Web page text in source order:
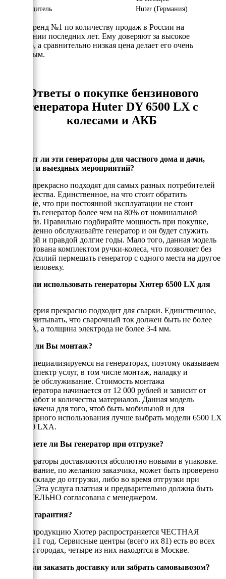
Производитель
Huter (Германия)
Huter - бренд №1 по количеству продаж в России на
протяжении последних лет. Ему доверяют за высокое
качество, а сравнительно низкая цена делает его очень
доступным.
Ответы о покупке бензинового
генератора Huter DY 6500 LX c
колесами и АКБ
Подходят ли эти генераторы для частного дома и дачи,
стройки и выездных мероприятий?
Да, они прекрасно подходят для самых разных потребителей
электричества. Единственное, на что стоит обратить
внимание, что при постоянной эксплуатации не стоит
нагружать генератор более чем на 80% от номинальной
мощности. Правильно подбирайте мощность при покупке,
своевременно обслуживайте генератор и он будет служить
Вам верой и правдой долгие годы. Мало того, данная модель
укомплетована комплектом ручки-колеса, что позволяет без
особых усилий пермещать генератор с одного места на другое
одному человеку.
Можно ли использовать генераторы Хютер 6500 LX для
сварки?
Да, эта серия прекрасно подходит для сварки. Единственное,
нужно учитывать, что сварочный ток должен быть не более
160-200А, а толщина электрода не более 3-4 мм.
Делаете ли Вы монтаж?
Да, мы специализируемся на генераторах, поэтому оказываем
полный спектр услуг, в том числе монтаж, наладку и
сервисное обслуживание. Стоимость монтажа
бензогенератора начинается от 12 000 рублей и зависит от
объёма работ и количества материалов. Данная модель
предназначена для того, чтоб быть мобильной и для
стационарного использования лучше выбрать модели 6500 LX
или 6500 LXA.
Проверяете ли Вы генератор при отгрузке?
Все генераторы доставляются абсолютно новыми в упаковке.
Оборудование, по желанию заказчика, может быть проверено
либо на складе до отгрузки, либо во время отгрузки при
клиенте. Эта услуга платная и предварительно должна быть
ОБЯЗАТЕЛЬНО согласована с менеджером.
Есть ли гарантия?
На всю продукцию Хютер распространяется ЧЕСТНАЯ
гарантия 1 год. Сервисные центры (всего их 81) есть во всех
крупных городах, четыре из них находятся в Москве.
Можно ли заказать доставку или забрать самовывозом?